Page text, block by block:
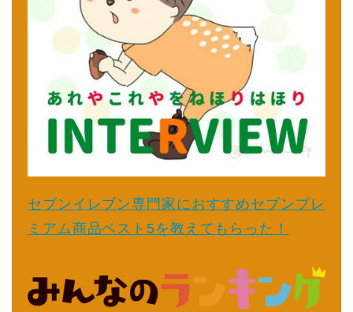
セブンイレブン専門家におすすめセブンプレ
ミアム商品ベスト5を教えてもらった！